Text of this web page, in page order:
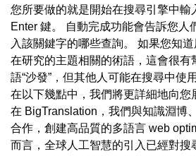
您所要做的就是開始在搜尋引擎中輸
Enter 鍵。 自動完成功能會告訴您人
入該關鍵字的哪些查詢。 如果您知
在研究的主題相關的術語，這會很有
語“沙發”，但其他人可能在搜尋中使用
在以下幾點中，我們將更詳細地向您
在 BigTranslation，我們與知識淵博
合作，創建高品質的多語言 web
而言，全球人工智慧的引入已經對搜